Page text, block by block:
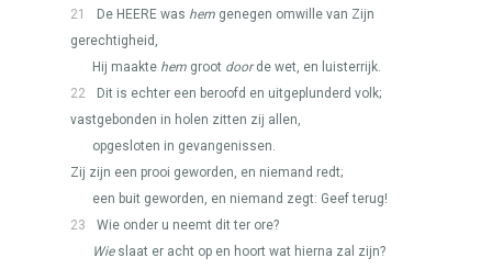
21
De HEERE was hem genegen omwille van Zijn
gerechtigheid,
Hij maakte hem groot doorde wet, en luisterrijk.
22
Dit is echter een beroofd en uitgeplunderd volk;
vastgebonden in holen zitten zij allen,
opgesloten in gevangenissen.
Zij zijn een prooi geworden, en niemand redt;
een buit geworden, en niemand zegt: Geef terug!
23
Wie onder u neemt dit ter ore?
Wieslaat er acht op en hoort wat hierna zal zijn?